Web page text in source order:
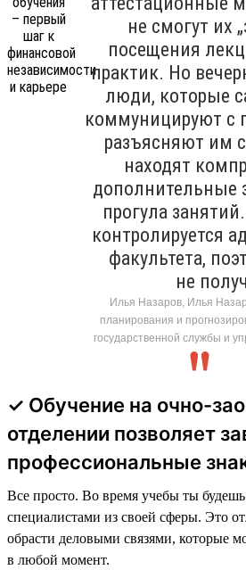
не смогут их
посещения
практик. Но
люди, которые
коммуницируют с
разъясняют им
находят
дополнительные
прогула
контролируется
факультета,
не
Илья Назаров, Илья
планирования и
государственной службы и
✓ Обучение на очно-
отделении позволяет
профессиональные
Все просто. Во время учебы ты
специалистами из своей сферы. Это
обрасти деловыми связями, которые
в любой момент.